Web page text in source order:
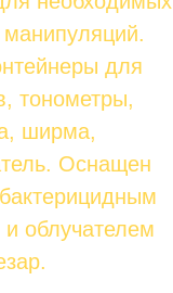
для
тонометры,
ширма,
Оснащен
облучателем